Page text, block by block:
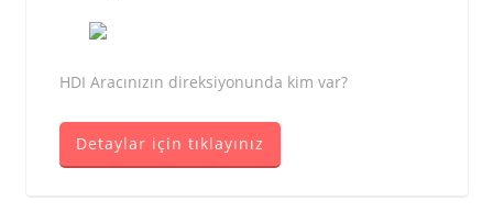
HDI Aracınızın direksiyonunda kim var?
Detaylar için tıklayınız